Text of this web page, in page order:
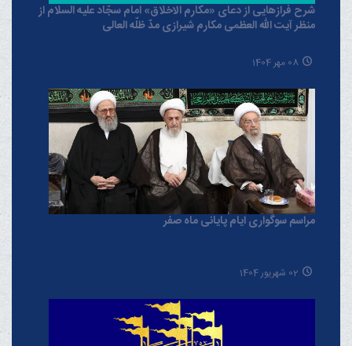
شرح فرازهایی از دعای «مکارم الاخلاق» امام سجّاد علیه السلام از
منظر آیت الله العظمی مکارم شیرازی مدّ ظلّه العالی
08 مهر 1404
مراسم سوگواری ایام پایانی ماه صفر
02 شهریور 1404